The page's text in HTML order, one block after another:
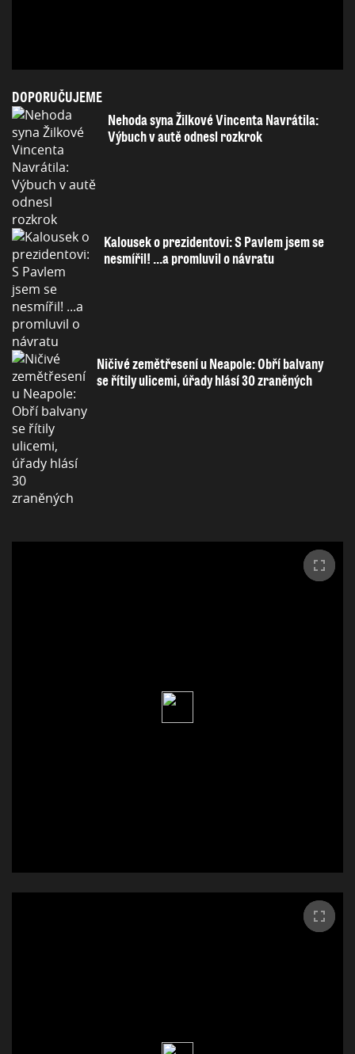
DOPORUČUJEME
Nehoda syna Žilkové Vincenta Navrátila:
Výbuch v autě odnesl rozkrok
Kalousek o prezidentovi: S Pavlem jsem se
nesmířil! ...a promluvil o návratu
Ničivé zemětřesení u Neapole: Obří balvany
se řítily ulicemi, úřady hlásí 30 zraněných